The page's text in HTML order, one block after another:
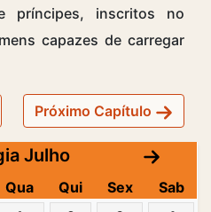
príncipes, inscritos no
capazes de carregar
Próximo Capítulo
Julho
Qua Qui Sex
Sab